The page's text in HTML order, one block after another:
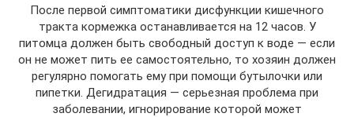
После первой симптоматики дисфункции кишечного
тракта кормежка останавливается на 12 часов. У
питомца должен быть свободный доступ к воде — если
он не может пить ее самостоятельно, то хозяин должен
регулярно помогать ему при помощи бутылочки или
пипетки. Дегидратация — серьезная проблема при
заболевании, игнорирование которой может